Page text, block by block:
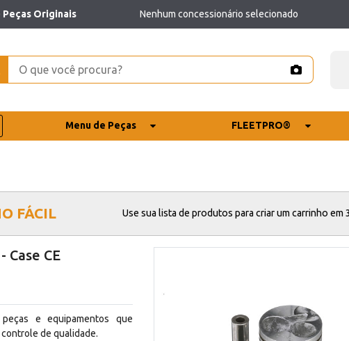
Peças Originais Nenhum concessionário selecionado
Menu de Peças FLEETPRO®
FÁCIL Use sua lista de produtos para criar um carrinho em
Case CE
e equipamentos que
de qualidade.